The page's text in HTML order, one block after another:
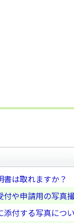
は取れますか？
や申請用の写真
付する写真につ